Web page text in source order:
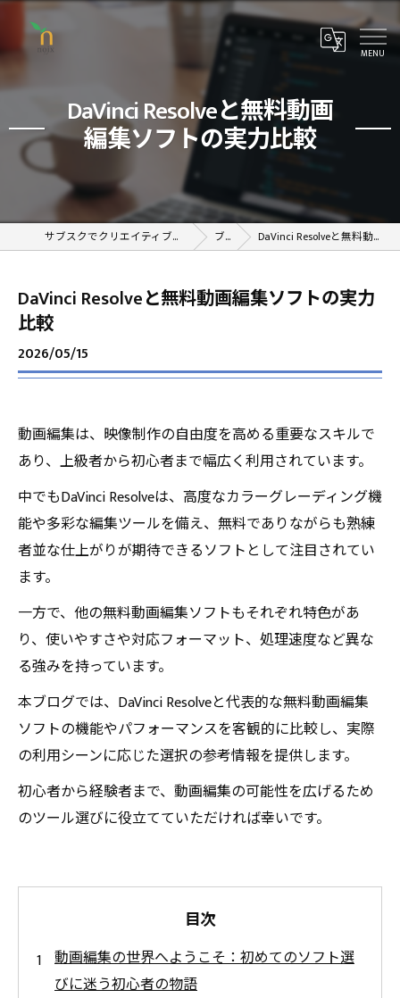
DaVinci Resolveと無料動画
編集ソフトの実力比較
サブスクでクリエイティブが学べるオンラインスクール ブログ DaVinci Resolveと無料動画編集ソフトの実力比較
DaVinci Resolveと無料動画編集ソフトの実力
比較
2026/05/15
動画編集は、映像制作の自由度を高める重要なスキルで
あり、上級者から初心者まで幅広く利用されています。
中でもDaVinci Resolveは、高度なカラーグレーディング機
能や多彩な編集ツールを備え、無料でありながらも熟練
者並な仕上がりが期待できるソフトとして注目されてい
ます。
一方で、他の無料動画編集ソフトもそれぞれ特色があ
り、使いやすさや対応フォーマット、処理速度など異な
る強みを持っています。
本ブログでは、DaVinci Resolveと代表的な無料動画編集
ソフトの機能やパフォーマンスを客観的に比較し、実際
の利用シーンに応じた選択の参考情報を提供します。
初心者から経験者まで、動画編集の可能性を広げるため
のツール選びに役立てていただければ幸いです。
目次
動画編集の世界へようこそ：初めてのソフト選
びに迷う初心者の物語